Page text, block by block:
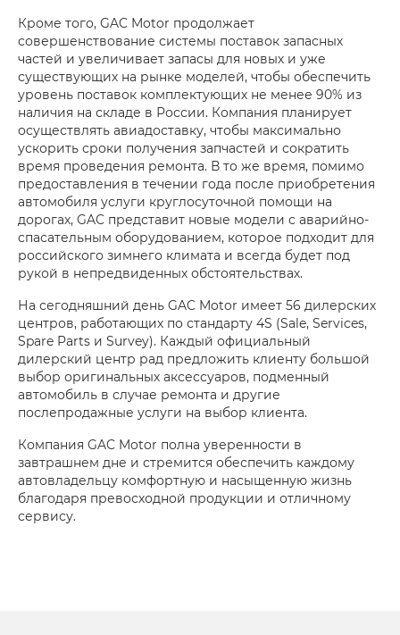
Кроме того, GAC Motor продолжает
совершенствование системы поставок запасных
частей и увеличивает запасы для новых и уже
существующих на рынке моделей, чтобы обеспечить
уровень поставок комплектующих не менее 90% из
наличия на складе в России. Компания планирует
осуществлять авиадоставку, чтобы максимально
ускорить сроки получения запчастей и сократить
время проведения ремонта. В то же время, помимо
предоставления в течении года после приобретения
автомобиля услуги круглосуточной помощи на
дорогах, GAC представит новые модели с аварийно-
спасательным оборудованием, которое подходит для
российского зимнего климата и всегда будет под
рукой в непредвиденных обстоятельствах.
На сегодняшний день GAC Motor имеет 56 дилерских
центров, работающих по стандарту 4S (Sale, Services,
Spare Parts и Survey). Каждый официальный
дилерский центр рад предложить клиенту большой
выбор оригинальных аксессуаров, подменный
автомобиль в случае ремонта и другие
послепродажные услуги на выбор клиента.
Компания GAC Motor полна уверенности в
завтрашнем дне и стремится обеспечить каждому
автовладельцу комфортную и насыщенную жизнь
благодаря превосходной продукции и отличному
сервису.